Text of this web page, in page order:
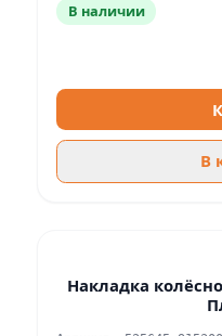
В наличии
В
Накладка